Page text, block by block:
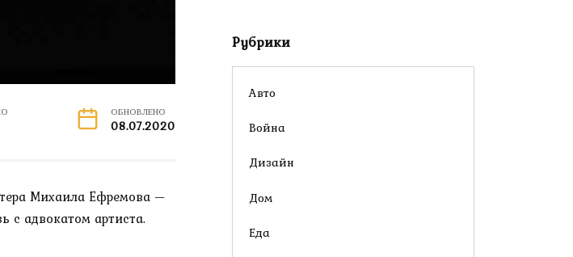
ОБНОВЛЕНО
08.07.2020
Михаила Ефремова —
с адвокатом артиста.
Рубрики
Авто
Война
Дизайн
Дом
Еда